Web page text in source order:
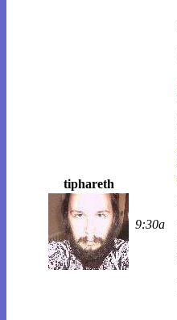
tiphareth
9:30a